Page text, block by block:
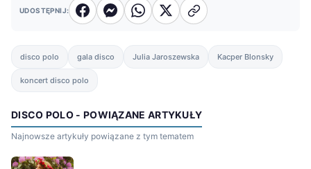
UDOSTĘPNIJ:
disco polo gala disco Julia Jaroszewska Kacper Blonsky
koncert disco polo
DISCO POLO - POWIĄZANE ARTYKUŁY
Najnowsze artykuły powiązane z tym tematem